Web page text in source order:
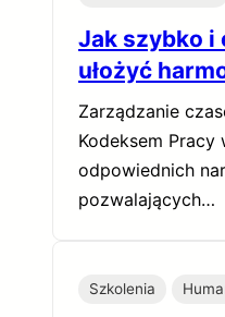
Jak szybko i
ułożyć
Zarządzanie
Kodeksem Pracy
odpowiednich
pozwalających…
Szkolenia